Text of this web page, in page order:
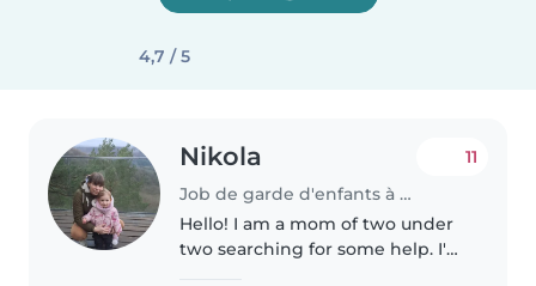
4,7 / 5
Nikola
Job de garde d'enfants à Larochette
11
Hello! I am a mom of two under
two searching for some help. I'm